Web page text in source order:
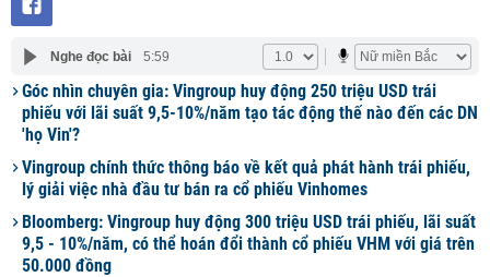
Nghe đọc bài 5:59
Góc nhìn chuyên gia: Vingroup huy động 250 triệu USD trái
phiếu với lãi suất 9,5-10%/năm tạo tác động thế nào đến các DN
'họ Vin'?
Vingroup chính thức thông báo về kết quả phát hành trái phiếu,
lý giải việc nhà đầu tư bán ra cổ phiếu Vinhomes
Bloomberg: Vingroup huy động 300 triệu USD trái phiếu, lãi suất
9,5 - 10%/năm, có thể hoán đổi thành cổ phiếu VHM với giá trên
50.000 đồng